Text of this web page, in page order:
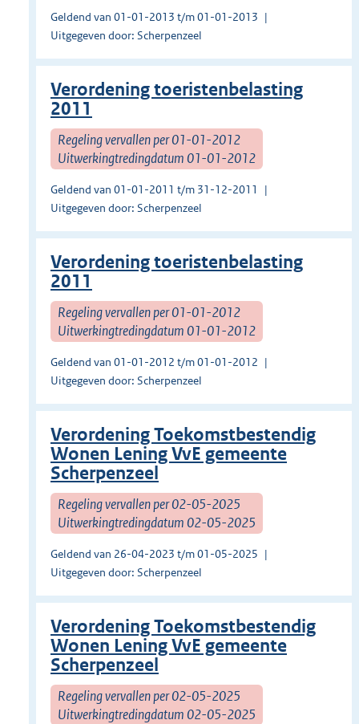
Geldend van 01-01-2013 t/m 01-01-2013
Uitgegeven door: Scherpenzeel
Verordening toeristenbelasting
2011
Regeling vervallen per 01-01-2012
Uitwerkingtredingdatum 01-01-2012
Geldend van 01-01-2011 t/m 31-12-2011
Uitgegeven door: Scherpenzeel
Verordening toeristenbelasting
2011
Regeling vervallen per 01-01-2012
Uitwerkingtredingdatum 01-01-2012
Geldend van 01-01-2012 t/m 01-01-2012
Uitgegeven door: Scherpenzeel
Verordening Toekomstbestendig
Wonen Lening VvE gemeente
Scherpenzeel
Regeling vervallen per 02-05-2025
Uitwerkingtredingdatum 02-05-2025
Geldend van 26-04-2023 t/m 01-05-2025
Uitgegeven door: Scherpenzeel
Verordening Toekomstbestendig
Wonen Lening VvE gemeente
Scherpenzeel
Regeling vervallen per 02-05-2025
Uitwerkingtredingdatum 02-05-2025